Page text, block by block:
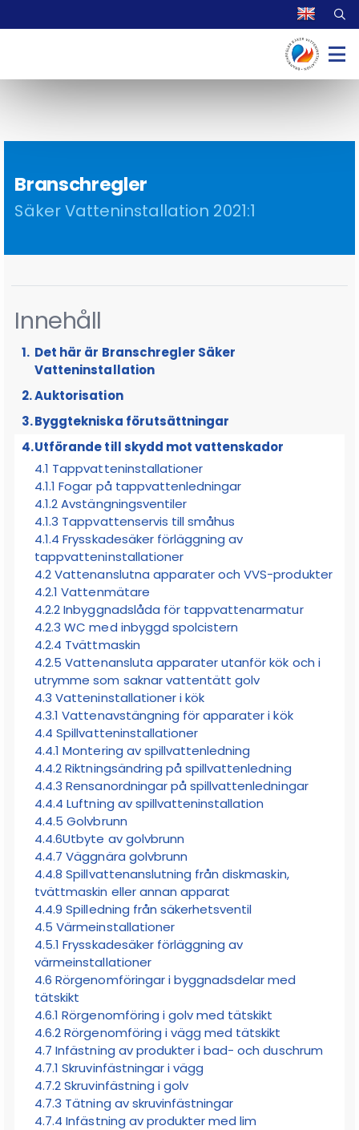
Branschregler
Säker Vatteninstallation 2021:1
Innehåll
Det här är Branschregler Säker
Vatteninstallation
1.1 Reglernas omfattning
1.2 Samordning med AMA VVS & Kyla och krav för
tätskikt
1.3 Övergångsregler
1.4 Läsanvisning
Auktorisation
2.1 Auktoriserat VVS-företag
2.1.1 Säker Vattens branschlegitimation för VVS-
montörer, arbetsledare och lärlingar
2.1.2 Dokumentation av VVS-installationer
2.2 Auktoriserat konsultföretag
2.2.1 Dokumentation av projektering
2.3 Kontroll av auktorisation för VVS- och
konsultföretag
Byggtekniska förutsättningar
Utförande till skydd mot vattenskador
4.1 Tappvatteninstallationer
4.1.1 Fogar på tappvattenledningar
4.1.2 Avstängningsventiler
4.1.3 Tappvattenservis till småhus
4.1.4 Frysskadesäker förläggning av
tappvatteninstallationer
4.2 Vattenanslutna apparater och VVS-produkter
4.2.1 Vattenmätare
4.2.2 Inbyggnadslåda för tappvattenarmatur
4.2.3 WC med inbyggd spolcistern
4.2.4 Tvättmaskin
4.2.5 Vattenansluta apparater utanför kök och i
utrymme som saknar vattentätt golv
4.3 Vatteninstallationer i kök
4.3.1 Vattenavstängning för apparater i kök
4.4 Spillvatteninstallationer
4.4.1 Montering av spillvattenledning
4.4.2 Riktningsändring på spillvattenledning
4.4.3 Rensanordningar på spillvattenledningar
4.4.4 Luftning av spillvatteninstallation
4.4.5 Golvbrunn
4.4.6Utbyte av golvbrunn
4.4.7 Väggnära golvbrunn
4.4.8 Spillvattenanslutning från diskmaskin,
tvättmaskin eller annan apparat
4.4.9 Spilledning från säkerhetsventil
4.5 Värmeinstallationer
4.5.1 Frysskadesäker förläggning av
värmeinstallationer
4.6 Rörgenomföringar i byggnadsdelar med
tätskikt
4.6.1 Rörgenomföring i golv med tätskikt
4.6.2 Rörgenomföring i vägg med tätskikt
4.7 Infästning av produkter i bad- och duschrum
4.7.1 Skruvinfästningar i vägg
4.7.2 Skruvinfästning i golv
4.7.3 Tätning av skruvinfästningar
4.7.4 Infästning av produkter med lim